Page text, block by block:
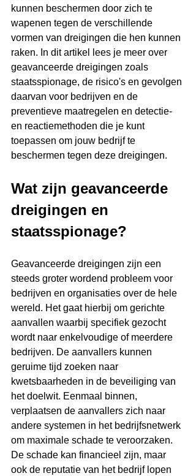
kunnen beschermen door zich te
wapenen tegen de verschillende
vormen van dreigingen die hen kunnen
raken. In dit artikel lees je meer over
geavanceerde dreigingen zoals
staatsspionage, de risico's en gevolgen
daarvan voor bedrijven en de
preventieve maatregelen en detectie-
en reactiemethoden die je kunt
toepassen om jouw bedrijf te
beschermen tegen deze dreigingen.
Wat zijn geavanceerde
dreigingen en
staatsspionage?
Geavanceerde dreigingen zijn een
steeds groter wordend probleem voor
bedrijven en organisaties over de hele
wereld. Het gaat hierbij om gerichte
aanvallen waarbij specifiek gezocht
wordt naar enkelvoudige of meerdere
bedrijven. De aanvallers kunnen
geruime tijd zoeken naar
kwetsbaarheden in de beveiliging van
het doelwit. Eenmaal binnen,
verplaatsen de aanvallers zich naar
andere systemen in het bedrijfsnetwerk
om maximale schade te veroorzaken.
De schade kan financieel zijn, maar
ook de reputatie van het bedrijf lopen